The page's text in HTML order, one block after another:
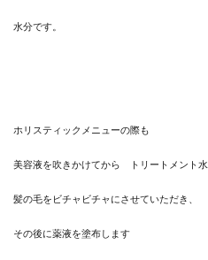
水分です。
ホリスティックメニューの際も
美容液を吹きかけてから トリートメント
髪の毛をビチャビチャにさせていただき、
その後に薬液を塗布します